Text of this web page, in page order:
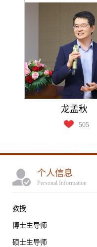
龙孟秋
505
个人信息
Personal Information
教授
博士生导师
硕士生导师